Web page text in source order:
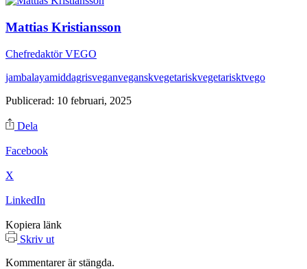
Mattias Kristiansson
Chefredaktör VEGO
jambalayamiddagrisveganveganskvegetariskvegetarisktvego
Publicerad: 10 februari, 2025
Dela
Facebook
X
LinkedIn
Kopiera länk
Skriv ut
Kommentarer är stängda.